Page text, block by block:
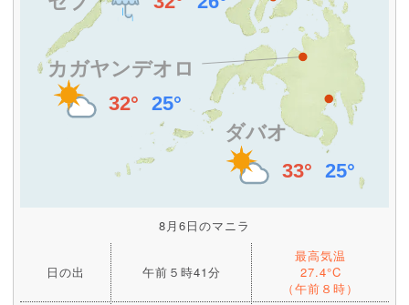
8月6日のマニラ
日の出 午前５時41分
最高気温
27.4°C
（午前８時）